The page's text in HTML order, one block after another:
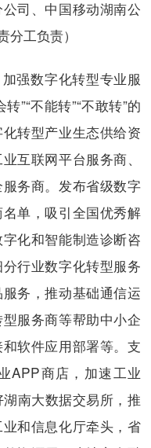
司、中国移动湖南公
工负责）
加强数字化转型专业服
”“不能转”“不敢转”的
转型产业生态供给资
互联网平台服务商、
务商。发布省级数字
单，吸引全国优秀解
化和智能制造诊断咨
行业数字化转型服务
务，推动基础通信运
服务商等帮助中小企
软件应用部署等。支
APP商店，加速工业
南大数据交易所，推
和信息化厅牵头，省